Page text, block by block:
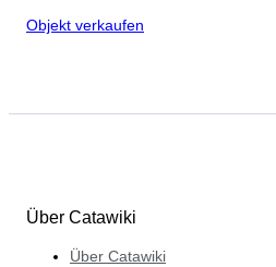
Objekt verkaufen
Über Catawiki
Über Catawiki